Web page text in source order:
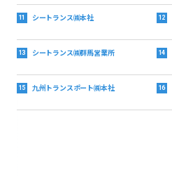
11 シートランス㈱本社 12
13 シートランス㈱群馬営業所 14
15 九州トランスポート㈱本社 16